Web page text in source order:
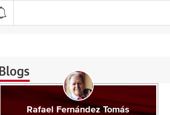
Blogs
Rafael Fernández Tomás